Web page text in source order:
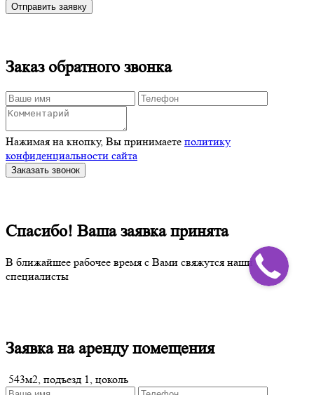
Отправить заявку
Заказ обратного звонка
Нажимая на кнопку, Вы принимаете политику
конфиденциальности сайта
Заказать звонок
Спасибо! Ваша заявка принята
В ближайшее рабочее время с Вами свяжутся наши
специалисты
Заявка на аренду помещения
543м2, подъезд 1, цоколь